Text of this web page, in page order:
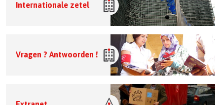
Internationale zetel
Vragen ? Antwoorden !